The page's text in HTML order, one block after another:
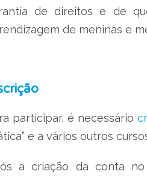
de direitos e de
de meninas e
participar, é necessário
e a vários outros
a criação da conta